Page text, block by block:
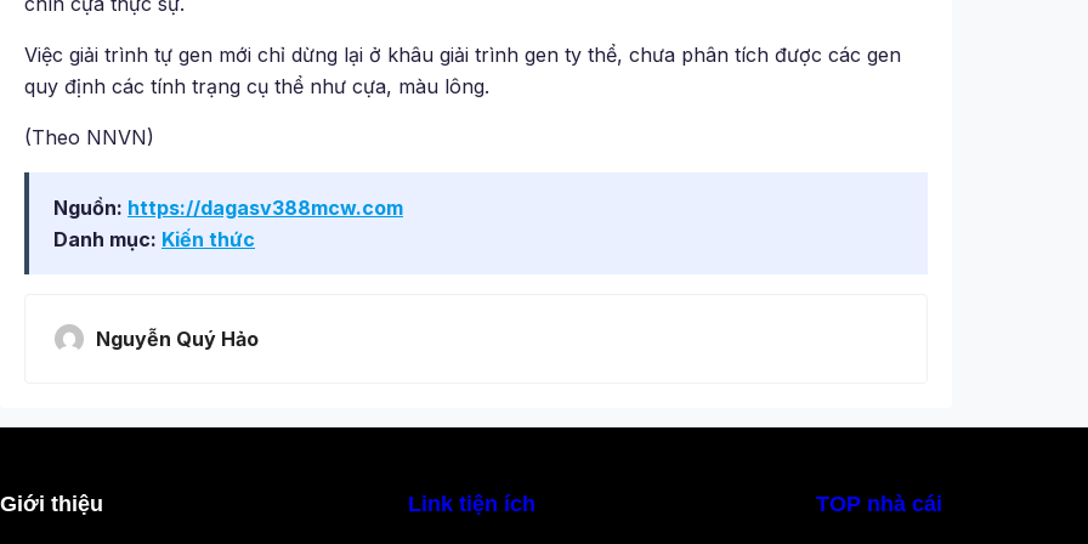
Việc giải trình tự gen mới chỉ dừng lại ở khâu giải trình gen ty thể, chưa phân tích được các gen
quy định các tính trạng cụ thể như cựa, màu lông.
(Theo NNVN)
Nguồn: https://dagasv388mcw.com
Danh mục: Kiến thức
Nguyễn Quý Hảo
Giới thiệu Link tiện ích TOP nhà cái